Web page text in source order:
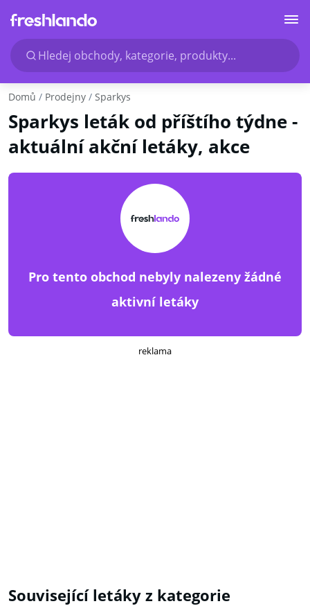
Hledej obchody, kategorie, produkty...
Domů Prodejny Sparkys
Sparkys leták od příštího týdne -
aktuální akční letáky, akce
Pro tento obchod nebyly nalezeny žádné
aktivní letáky
reklama
Související letáky z kategorie